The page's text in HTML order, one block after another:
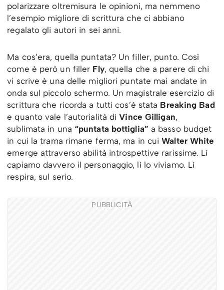
polarizzare oltremisura le opinioni, ma nemmeno
l’esempio migliore di scrittura che ci abbiano
regalato gli autori in sei anni.
Ma cos’era, quella puntata? Un filler, punto. Così
come è però un filler Fly, quella che a parere di chi
vi scrive è una delle migliori puntate mai andate in
onda sul piccolo schermo. Un magistrale esercizio di
scrittura che ricorda a tutti cos’è stata Breaking Bad
e quanto vale l’autorialità diVince Gilligan,
sublimata in una “puntata bottiglia”a basso budget
in cui la trama rimane ferma, ma in cuiWalter White
emerge attraverso abilità introspettive rarissime. Lì
capiamo davvero il personaggio, lì lo viviamo. Lì
respira, sul serio.
PUBBLICITÀ